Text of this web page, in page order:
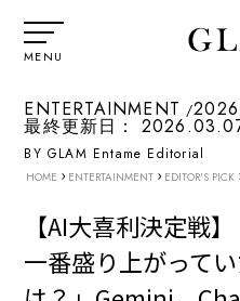
MENU
ENTERTAINMENT
最終更新日：
BY GLAM Entame Editorial
HOME › ENTERTAINMENT › EDITOR'S PICK
【AI大喜利決定戦
一番盛り上がって